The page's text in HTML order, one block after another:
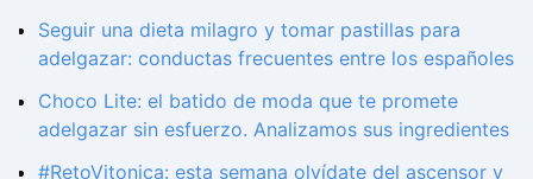
Seguir una dieta milagro y tomar pastillas para
adelgazar: conductas frecuentes entre los españoles
Choco Lite: el batido de moda que te promete
adelgazar sin esfuerzo. Analizamos sus ingredientes
#RetoVitonica: esta semana olvídate del ascensor y